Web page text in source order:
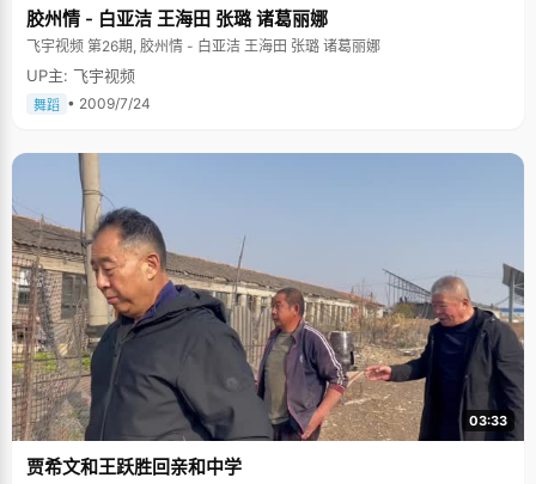
胶州情 - 白亚洁 王海田 张璐 诸葛丽娜
飞宇视频 第26期, 胶州情 - 白亚洁 王海田 张璐 诸葛丽娜
UP主: 飞宇视频
舞蹈 • 2009/7/24
03:33
贾希文和王跃胜回亲和中学